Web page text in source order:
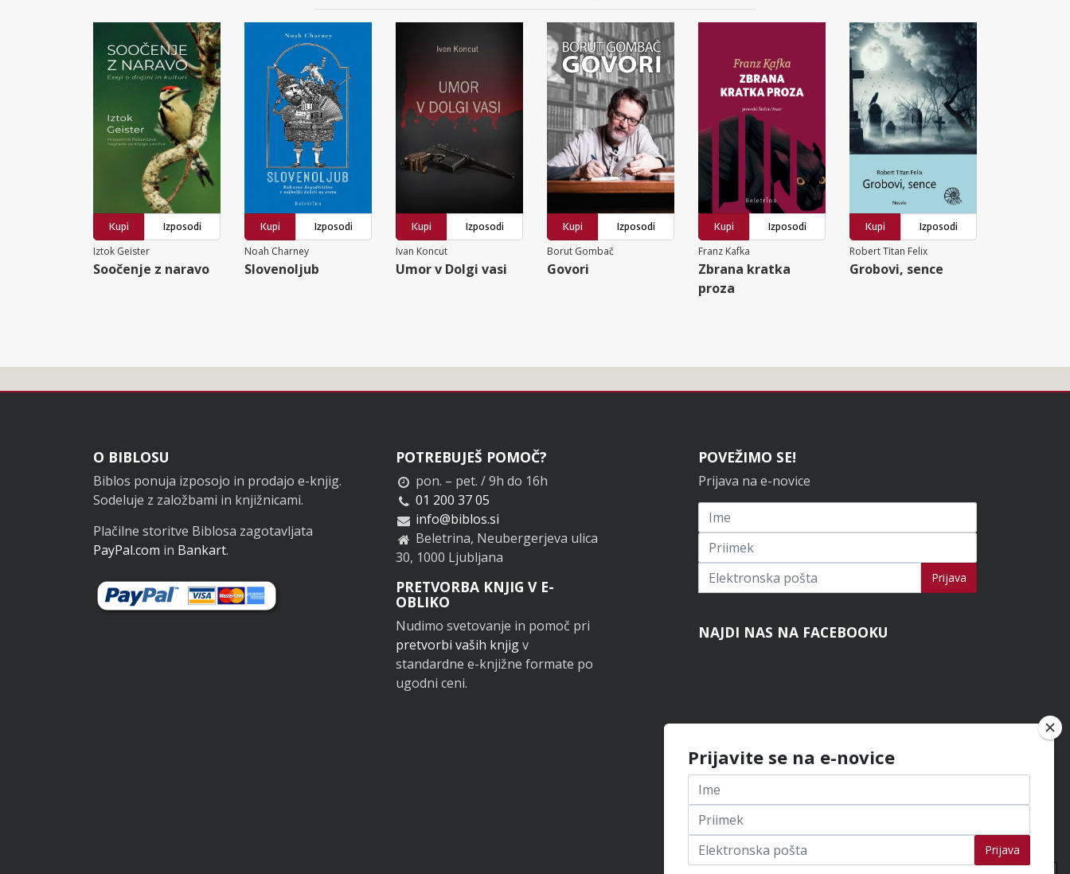
Kupi
Izposodi
Iztok Geister
Soočenje z naravo
Kupi
Izposodi
Noah Charney
Slovenoljub
Kupi
Izposodi
Ivan Koncut
Umor v Dolgi vasi
Kupi
Izposodi
Borut Gombač
Govori
Kupi
Izposodi
Franz Kafka
Zbrana kratka
proza
Kupi
Izposodi
Robert Titan Felix
Grobovi, sence
Noga
O BIBLOSU
Biblos ponuja izposojo in prodajo e-knjig.
Sodeluje z založbami in knjižnicami.
Plačilne storitve Biblosa zagotavljata
PayPal.com in Bankart.
POTREBUJEŠ POMOČ?
pon. – pet. / 9h do 16h
01 200 37 05
info@biblos.si
Beletrina, Neubergerjeva ulica
30, 1000 Ljubljana
PRETVORBA KNJIG V E-
OBLIKO
Nudimo svetovanje in pomoč pri
pretvorbi vaših knjigv
standardne e-knjižne formate po
ugodni ceni.
POVEŽIMO SE!
Prijava na e-novice
Prijavi se na novice Prijava
NAJDI NAS NA FACEBOOKU
Prijavite se na e-novice
Prijava